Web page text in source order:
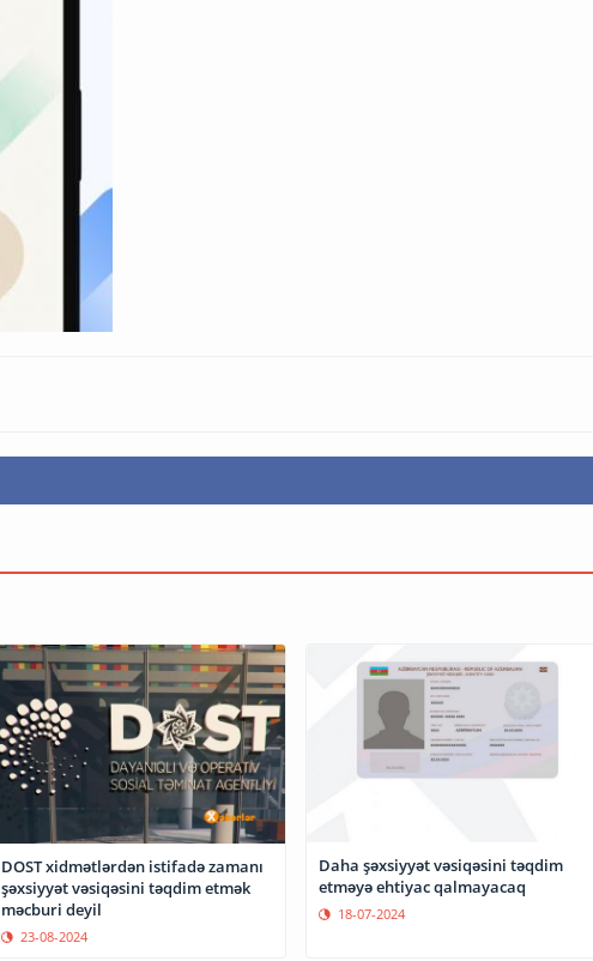
DOST xidmətlərdən istifadə zamanı
şəxsiyyət vəsiqəsini təqdim etmək
məcburi deyil
23-08-2024
Daha şəxsiyyət vəsiqəsini təqdim
etməyə ehtiyac qalmayacaq
18-07-2024